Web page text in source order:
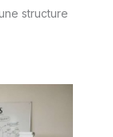
structure